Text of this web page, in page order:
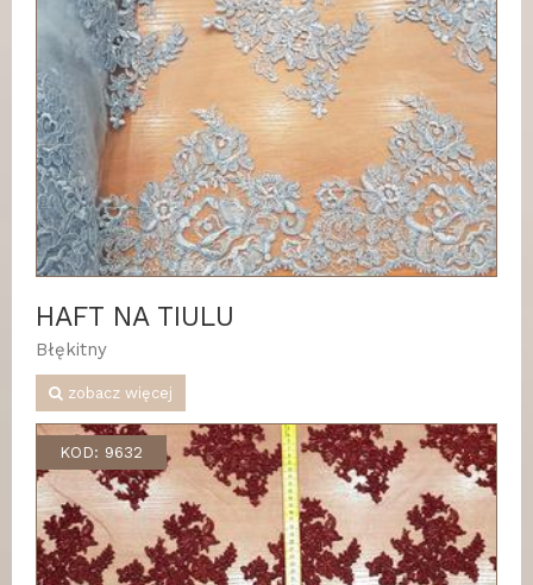
HAFT NA TIULU
Błękitny
zobacz więcej
KOD: 9632